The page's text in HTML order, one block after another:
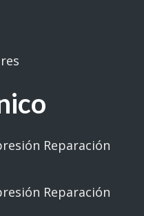
Reparación
Reparación